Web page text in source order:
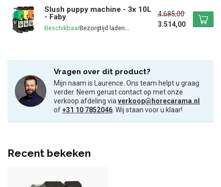
Slush puppy machine - 3x 10L
- Faby
Beschikbaar
4.685,00
3.514,00
Vragen over dit product?
Mijn naam is Laurence. Ons team helpt u graag
verder. Neem gerust contact op met onze
verkoop afdeling viaverkoop@horecarama.nl
of+31 10 7852046. Wij staan voor u klaar!
Recent bekeken